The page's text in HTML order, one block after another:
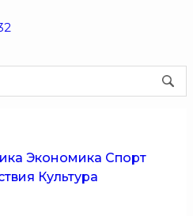
Экономика Спорт
Культура